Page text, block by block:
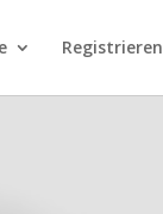
Registrieren